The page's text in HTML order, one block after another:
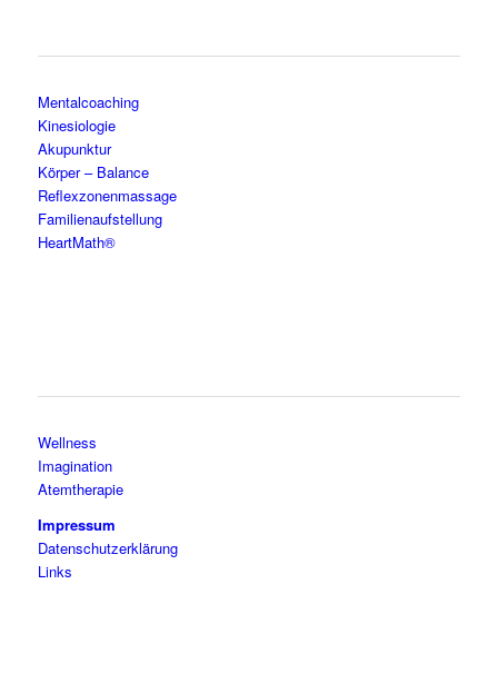
Mentalcoaching
Kinesiologie
Akupunktur
Körper – Balance
Reflexzonenmassage
Familienaufstellung
HeartMath®
Wellness
Imagination
Atemtherapie
Impressum
Datenschutzerklärung
Links